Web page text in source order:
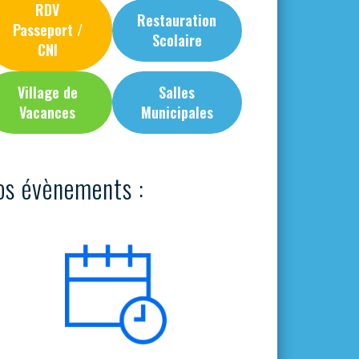
RDV
Passeport /
CNI
Restauration
Scolaire
Village de
Vacances
Salles
Municipales
évènements :